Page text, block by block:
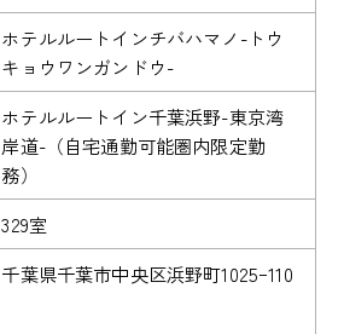
ホテルルートインチバハマノ-トウ
キョウワンガンドウ-
ホテルルートイン千葉浜野-東京湾
岸道-（自宅通勤可能圏内限定勤
務）
329室
千葉県千葉市中央区浜野町1025ｰ110